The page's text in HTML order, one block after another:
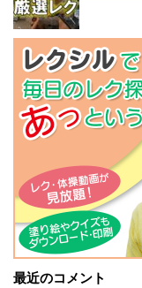
最近のコメント